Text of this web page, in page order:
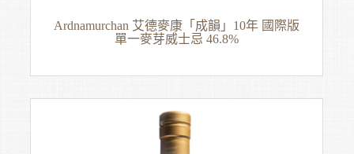
Ardnamurchan 艾德麥康「成韻」10年 國際版
單一麥芽威士忌 46.8%